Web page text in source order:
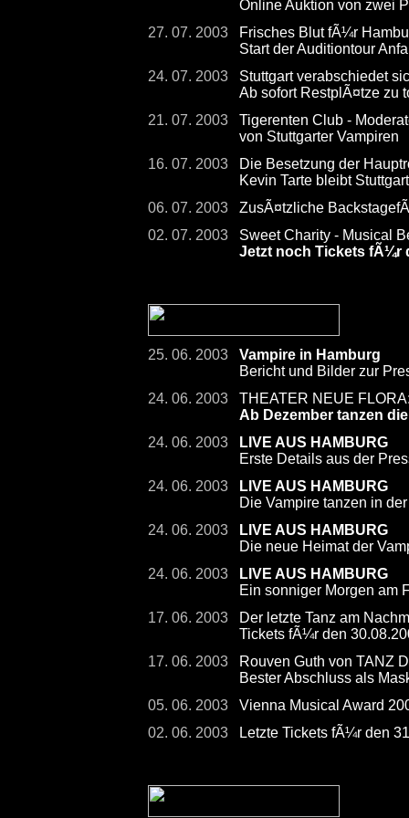
Online Auktion von zwei
27. 07. 2003
Frisches Blut fÃ¼r
Start der Auditiontour
24. 07. 2003
Stuttgart verabschiedet
Ab sofort RestplÃ¤tze zu
21. 07. 2003
Tigerenten Club -
von Stuttgarter Vampiren
16. 07. 2003
Die Besetzung der
Kevin Tarte bleibt
06. 07. 2003
ZusÃ¤tzliche
02. 07. 2003
Sweet Charity - Musical
Jetzt noch Tickets fÃ¼r
25. 06. 2003
Vampire in Hamburg
Bericht und Bilder zur
24. 06. 2003
THEATER NEUE
Ab Dezember tanzen
24. 06. 2003
LIVE AUS HAMBURG
Erste Details aus der
24. 06. 2003
LIVE AUS HAMBURG
Die Vampire tanzen in
24. 06. 2003
LIVE AUS HAMBURG
Die neue Heimat der
24. 06. 2003
LIVE AUS HAMBURG
Ein sonniger Morgen am
17. 06. 2003
Der letzte Tanz am
Tickets fÃ¼r den
17. 06. 2003
Rouven Guth von TANZ
Bester Abschluss als
05. 06. 2003
Vienna Musical Award
02. 06. 2003
Letzte Tickets fÃ¼r den